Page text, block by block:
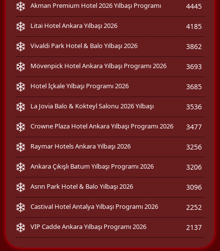
Akman Premium Hotel 2026 Yılbaşı Programı 4445
Litai Hotel Ankara Yılbaşı 2026 4185
Vivaldi Park Hotel & Balo Yılbaşı 2026 3862
Mövenpick Hotel Ankara Yılbaşı Programı 2026 3693
Hotel İçkale Yılbaşı Programı 2026 3685
La Jovia Balo & Kokteyl Salonu 2026 Yılbaşı 3536
Crowne Plaza Hotel Ankara Yılbaşı Programı 2026 3477
Raymar Hotels Ankara Yılbaşı 2026 3256
Ankara Çıkışlı Batum Yılbaşı Programı 2026 3206
Asrın Park Hotel & Balo Yılbaşı 2026 3096
Castival Hotel Antalya Yılbaşı Programı 2026 2252
VIP Cadde Ankara Yılbaşı Programı 2026 2137